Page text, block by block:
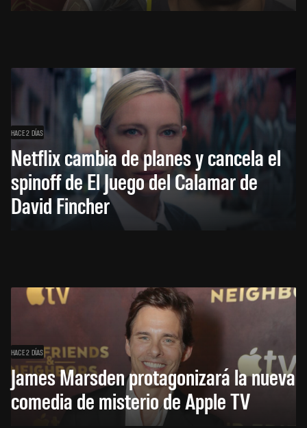
HACE 2 DÍAS
Netflix cambia de planes y cancela el
spinoff de El Juego del Calamar de
David Fincher
HACE 2 DÍAS
James Marsden protagonizará la nueva
comedia de misterio de Apple TV